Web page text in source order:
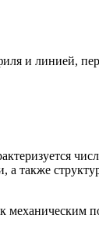
и линией,
а также